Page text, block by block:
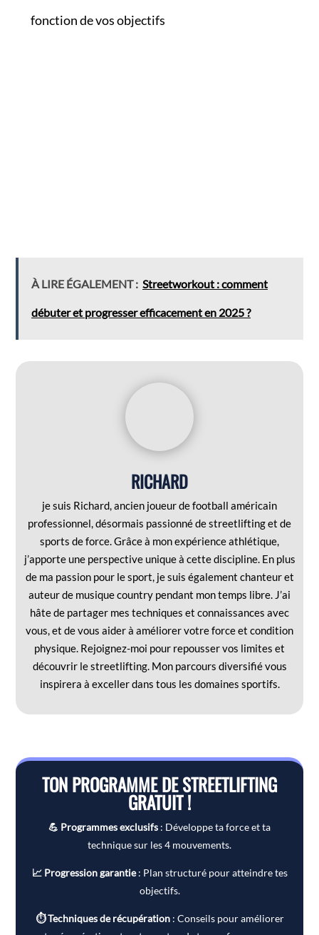
fonction de vos objectifs
À LIRE ÉGALEMENT : Streetworkout : comment
débuter et progresser efficacement en 2025 ?
RICHARD
je suis Richard, ancien joueur de football américain
professionnel, désormais passionné de streetlifting et de
sports de force. Grâce à mon expérience athlétique,
j’apporte une perspective unique à cette discipline. En plus
de ma passion pour le sport, je suis également chanteur et
auteur de musique country pendant mon temps libre. J’ai
hâte de partager mes techniques et connaissances avec
vous, et de vous aider à améliorer votre force et condition
physique. Rejoignez-moi pour repousser vos limites et
découvrir le streetlifting. Mon parcours diversifié vous
inspirera à exceller dans tous les domaines sportifs.
TON PROGRAMME DE STREETLIFTING
GRATUIT !
💪 Programmes exclusifs : Développe ta force et ta
technique sur les 4 mouvements.
📈 Progression garantie: Plan structuré pour atteindre tes
objectifs.
⏱ Techniques de récupération : Conseils pour améliorer